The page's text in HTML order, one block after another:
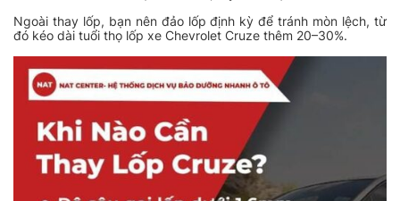
Ngoài thay lốp, bạn nên đảo lốp định kỳ để tránh mòn lệch, từ
đó kéo dài tuổi thọ lốp xe Chevrolet Cruze thêm 20–30%.